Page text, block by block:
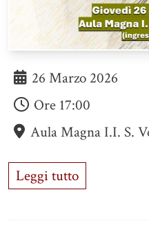
26 Marzo 2026
Ore 17:00
Aula Magna I.I. S.
Leggi tutto